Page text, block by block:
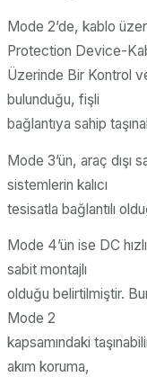
Mode 2’de, kablo
Protection Device-
Üzerinde Bir Kontrol
bulunduğu, fişli
bağlantıya sahip
Mode 3’ün, araç dışı
sistemlerin kalıcı
tesisatla bağlantılı
Mode 4’ün ise DC
sabit montajlı
olduğu belirtilmiştir.
Mode 2
kapsamındaki
akım koruma,